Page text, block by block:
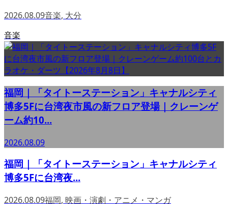
2026.08.09音楽, 大分
音楽
福岡｜「タイトーステーション」キャナルシティ
博多5Fに台湾夜市風の新フロア登場｜クレーンゲ
ーム約10...
2026.08.09
福岡｜「タイトーステーション」キャナルシティ
博多5Fに台湾夜...
2026.08.09福岡, 映画・演劇・アニメ・マンガ